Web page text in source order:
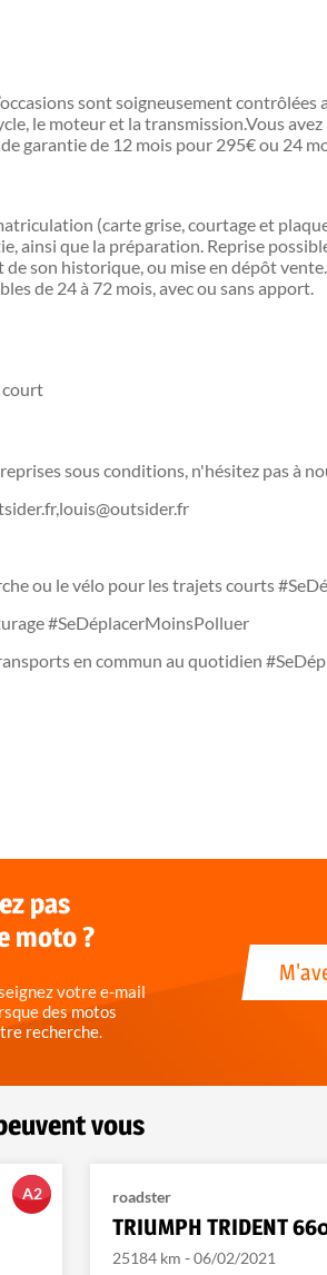
sont soigneusement contrôlées
le moteur et la transmission.Vous
garantie de 12 mois pour 295€ ou 24
(carte grise, courtage et
ainsi que la préparation. Reprise
de son historique, ou mise en dépôt
de 24 à 72 mois, avec ou sans apport.
court
sous conditions, n'hésitez pas à
ou le vélo pour les trajets courts
#SeDéplacerMoinsPolluer
en commun au quotidien
pas
moto ?
votre e-mail
des motos
recherche.
vous
A2 roadster
TRIUMPH TRIDENT
25184 km -06/02/2021